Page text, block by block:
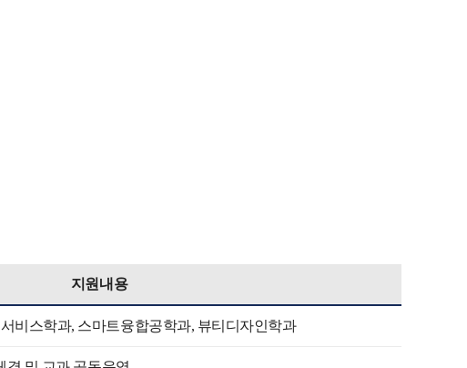
지원내용
비스학과, 스마트융합공학과, 뷰티디자인학과